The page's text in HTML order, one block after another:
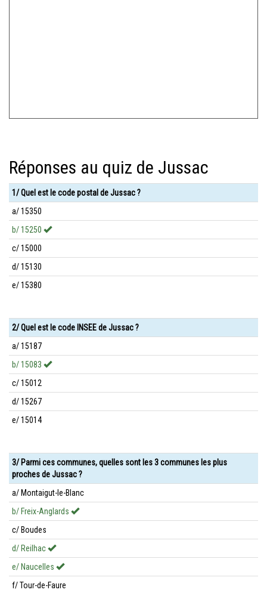
Réponses au quiz de Jussac
1/ Quel est le code postal de Jussac ?
a/ 15350
b/ 15250
c/ 15000
d/ 15130
e/ 15380
2/ Quel est le code INSEE de Jussac ?
a/ 15187
b/ 15083
c/ 15012
d/ 15267
e/ 15014
3/ Parmi ces communes, quelles sont les 3 communes les plus
proches de Jussac ?
a/ Montaigut-le-Blanc
b/ Freix-Anglards
c/ Boudes
d/ Reilhac
e/ Naucelles
f/ Tour-de-Faure